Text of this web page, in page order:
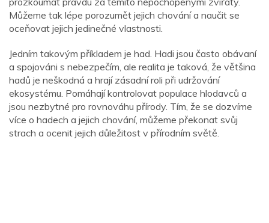
Můžeme tak lépe porozumět jejich chování a naučit se
oceňovat jejich jedinečné vlastnosti.
Jedním takovým příkladem je had. Hadi jsou často obávaní
a spojováni s nebezpečím, ale realita je taková, že většina
hadů je neškodná a hrají zásadní roli při udržování
ekosystému. Pomáhají kontrolovat populace hlodavců a
jsou nezbytné pro rovnováhu přírody. Tím, že se dozvíme
více o hadech a jejich chování, můžeme překonat svůj
strach a ocenit jejich důležitost v přírodním světě.